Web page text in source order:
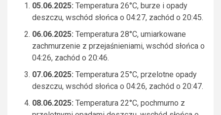
05.06.2025: Temperatura 26°C, burze i opady
deszczu, wschód słońca o 04:27, zachód o 20:45.
06.06.2025: Temperatura 28°C, umiarkowane
zachmurzenie z przejaśnieniami, wschód słońca o
04:26, zachód o 20:46.
07.06.2025: Temperatura 25°C, przelotne opady
deszczu, wschód słońca o 04:26, zachód o 20:47.
08.06.2025: Temperatura 22°C, pochmurno z